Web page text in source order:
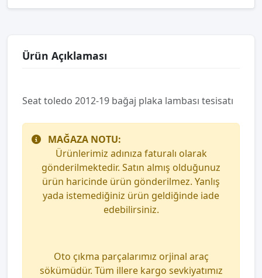
Ürün Açıklaması
Seat toledo 2012-19 bağaj plaka lambası tesisatı
MAĞAZA NOTU:
Ürünlerimiz adınıza faturalı olarak
gönderilmektedir. Satın almış olduğunuz
ürün haricinde ürün gönderilmez. Yanlış
yada istemediğiniz ürün geldiğinde iade
edebilirsiniz.
Oto çıkma parçalarımız orjinal araç
sökümüdür. Tüm illere kargo sevkiyatımız